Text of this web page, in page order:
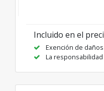
Incluido en el
Exención de
La